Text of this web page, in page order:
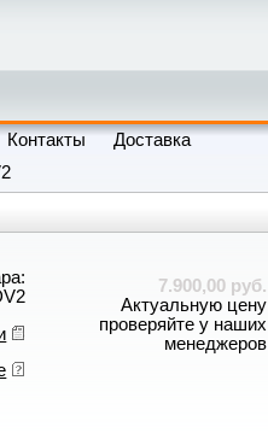
Контакты
Доставка
7.900,00 руб.
Актуальную цену
проверяйте у наших
менеджеров